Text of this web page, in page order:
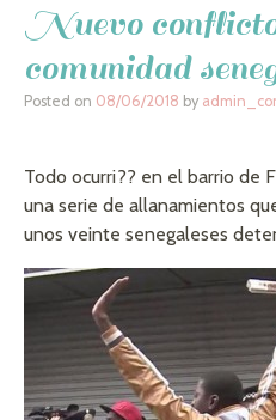
Nuevo
comunidad
Posted on 08/06/2018 by
Todo ocurri?? en el barrio de
una serie de allanamientos
unos veinte senegaleses